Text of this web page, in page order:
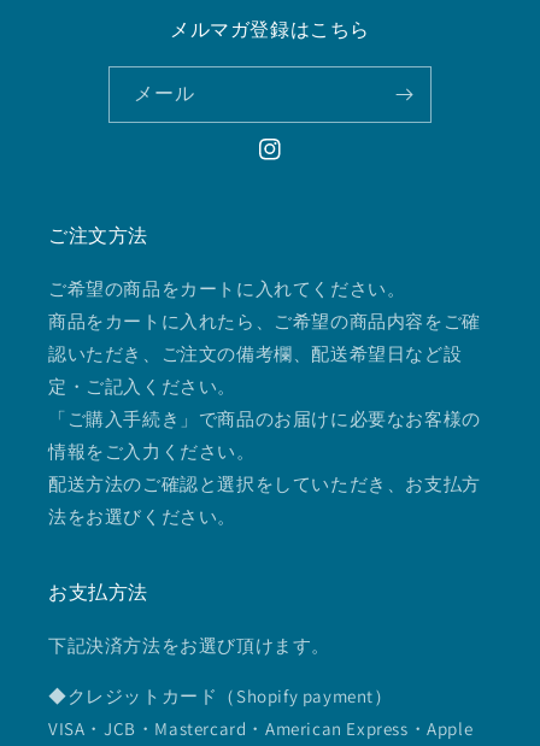
メルマガ登録はこちら
メール
Instagram
ご注文方法
ご希望の商品をカートに入れてください。
商品をカートに入れたら、ご希望の商品内容をご確
認いただき、ご注文の備考欄、配送希望日など設
定・ご記入ください。
「ご購入手続き」で商品のお届けに必要なお客様の
情報をご入力ください。
配送方法のご確認と選択をしていただき、お支払方
法をお選びください。
お支払方法
下記決済方法をお選び頂けます。
◆クレジットカード（Shopify payment）
VISA・JCB・Mastercard・American Express・Apple